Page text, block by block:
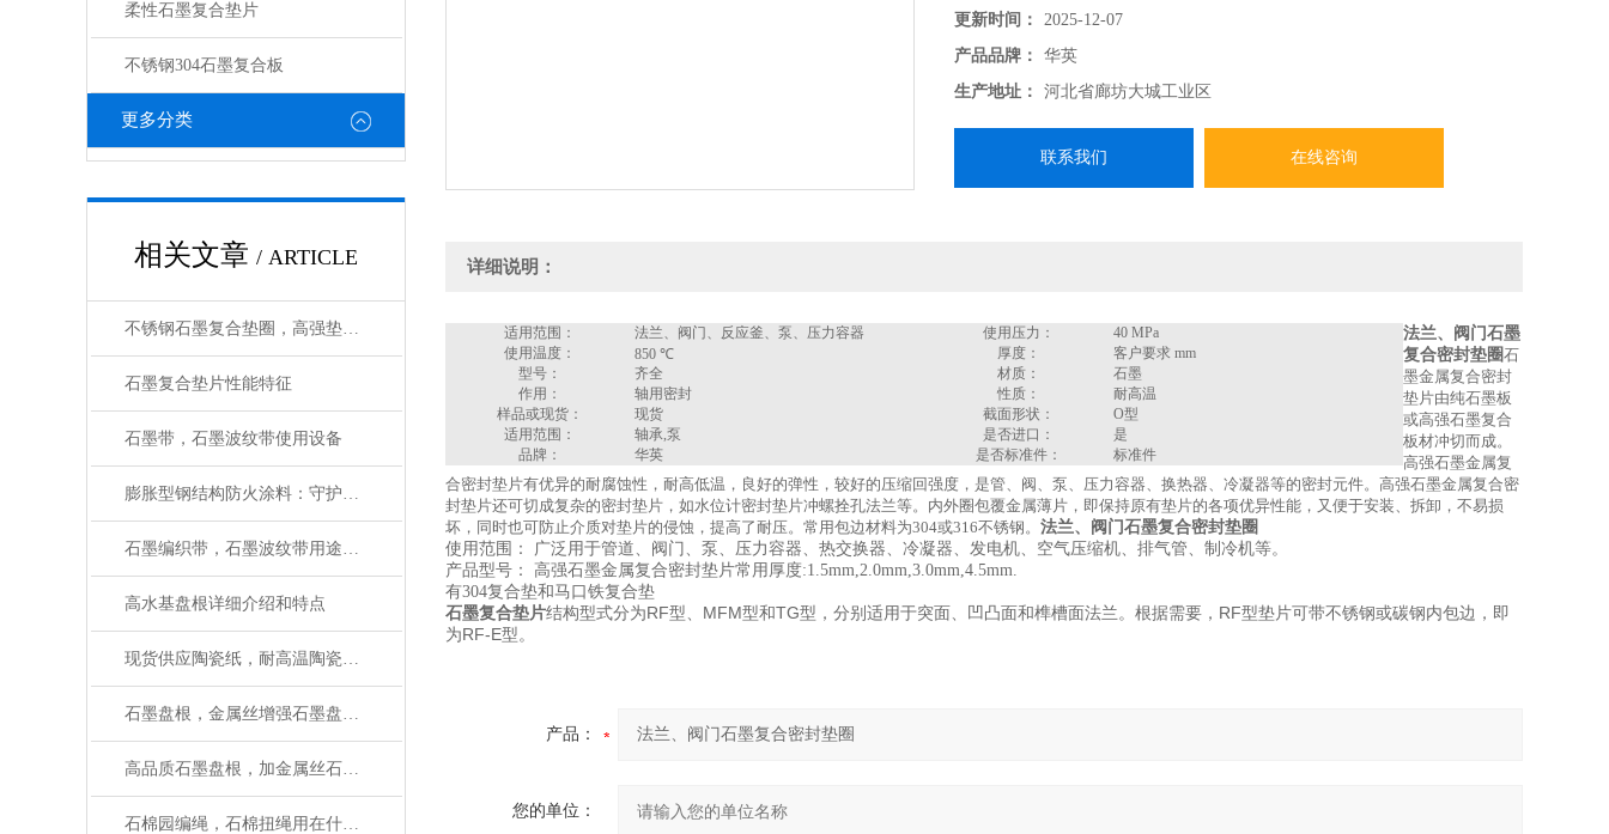
柔性石墨复合垫片
不锈钢304石墨复合板
更多分类
相关文章 / ARTICLE
不锈钢石墨复合垫圈，高强垫片生产工艺
石墨复合垫片性能特征
石墨带，石墨波纹带使用设备
膨胀型钢结构防火涂料：守护建筑安全的 “隐形卫士”
石墨编织带，石墨波纹带用途及性能
高水基盘根详细介绍和特点
现货供应陶瓷纸，耐高温陶瓷纤维纸规格齐全
石墨盘根，金属丝增强石墨盘根主要性能
高品质石墨盘根，加金属丝石墨盘根厂家有现货
石棉园编绳，石棉扭绳用在什么地方
更新时间：
2025-12-07
产品品牌：
华英
生产地址：
河北省廊坊大城工业区
联系我们 在线咨询
详细说明：
适用范围： 法兰、阀门、反应釜、泵、压力容器 使用压力：
40 MPa
使用温度：
850 ℃ 厚度：
客户要求 mm
型号：
齐全 材质：
石墨
作用：
轴用密封 性质：
耐高温
样品或现货：
现货 截面形状：
O型
适用范围：
轴承,泵 是否进口：
是
品牌：
华英 是否标准件： 标准件
法兰、阀门石墨
复合密封垫圈石
墨金属复合密封
垫片由纯石墨板
或高强石墨复合
板材冲切而成。
高强石墨金属复
合密封垫片有优异的耐腐蚀性，耐高低温，良好的弹性，较好的压缩回强度，是管、阀、泵、压力容器、换热器、冷凝器等的密封元件。高强石墨金属复合密
封垫片还可切成复杂的密封垫片，如水位计密封垫片冲螺拴孔法兰等。内外圈包覆金属薄片，即保持原有垫片的各项优异性能，又便于安装、拆卸，不易损
坏，同时也可防止介质对垫片的侵蚀，提高了耐压。常用包边材料为304或316不锈钢。 法兰、阀门石墨复合密封垫圈
使用范围： 广泛用于管道、阀门、泵、压力容器、热交换器、冷凝器、发电机、空气压缩机、排气管、制冷机等。
产品型号： 高强石墨金属复合密封垫片常用厚度:1.5mm,2.0mm,3.0mm,4.5mm.
有304复合垫和马口铁复合垫
石墨复合垫片结构型式分为RF型、MFM型和TG型，分别适用于突面、凹凸面和榫槽面法兰。根据需要，RF型垫片可带不锈钢或碳钢内包边，即
为RF-E型。
产品：
您的单位：